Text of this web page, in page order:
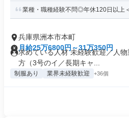
業種・職種経験不問◎年休120日以上
兵庫県洲本市本町
月給25万6800円～31万350円
求めている人材 未経験歓迎／人
方（3号のイ／長期キャ...
制服あり 業界未経験歓迎 +36個